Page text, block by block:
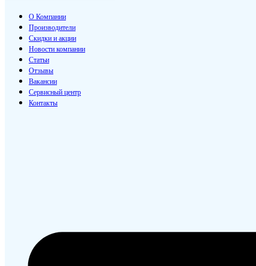
О Компании
Производители
Скидки и акции
Новости компании
Статьи
Отзывы
Вакансии
Сервисный центр
Контакты